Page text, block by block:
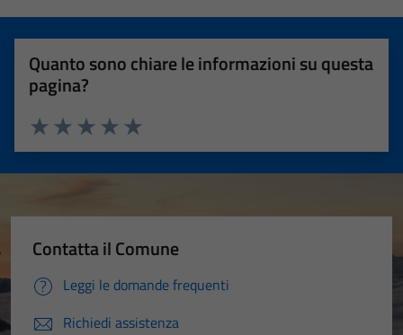
Quanto sono chiare le informazioni su questa
pagina?
Valuta 5 stelle su 5
Valuta 4 stelle su 5
Valuta 3 stelle su 5
Valuta 2 stelle su 5
Valuta 1 stelle su 5
Contatta il Comune
Leggi le domande frequenti
Richiedi assistenza